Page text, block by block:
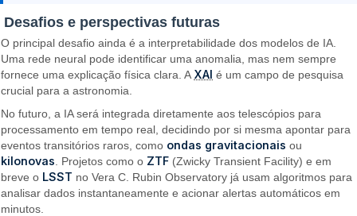
Desafios e perspectivas futuras
O principal desafio ainda é a interpretabilidade dos modelos de IA.
Uma rede neural pode identificar uma anomalia, mas nem sempre
fornece uma explicação física clara. A XAI é um campo de pesquisa
crucial para a astronomia.
No futuro, a IA será integrada diretamente aos telescópios para
processamento em tempo real, decidindo por si mesma apontar para
eventos transitórios raros, como ondas gravitacionais ou
kilonovas . Projetos como o ZTF (Zwicky Transient Facility) e em
breve o LSST no Vera C. Rubin Observatory já usam algoritmos para
analisar dados instantaneamente e acionar alertas automáticos em
minutos.